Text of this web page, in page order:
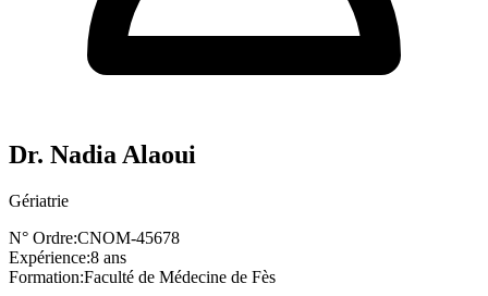
Dr. Nadia Alaoui
Gériatrie
N° Ordre:CNOM-45678
Expérience:8 ans
Formation:Faculté de Médecine de Fès